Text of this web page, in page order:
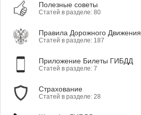
Полезные советы
Статей в разделе: 80
Правила Дорожного Движения
Статей в разделе: 187
Приложение Билеты ГИБДД
Статей в разделе: 7
Страхование
Статей в разделе: 28